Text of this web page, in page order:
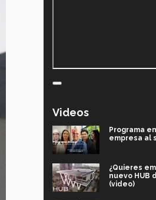
Videos
Programa
empresa al
¿Quieres
nuevo HUB
(video)